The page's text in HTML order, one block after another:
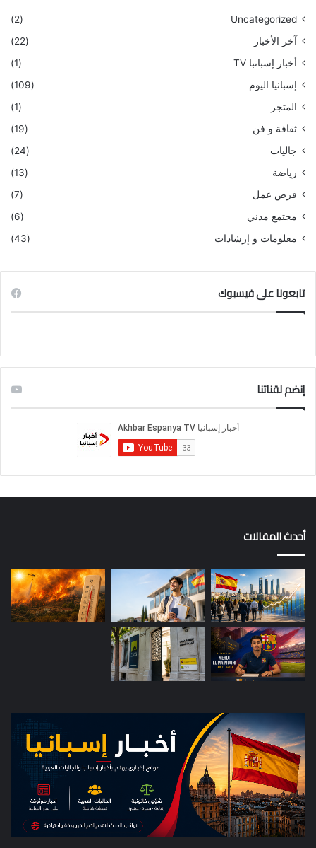
Uncategorized
(2)
آخر الأخبار
(22)
أخبار إسبانبا TV
(1)
إسبانيا اليوم
(109)
المتجر
(1)
ثقافة و فن
(19)
جاليات
(24)
رياضة
(13)
فرص عمل
(7)
مجتمع مدني
(6)
معلومات و إرشادات
(43)
تابعونا على فيسبوك
إنضم لقناتنا
أحدث المقالات